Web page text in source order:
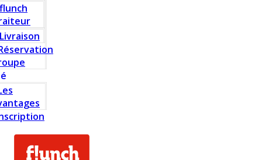
flunch
Livraison